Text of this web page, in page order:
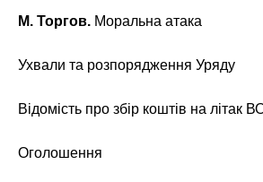
М. Торгов. Моральна атака
Ухвали та розпорядження Уряду
Відомість про збір коштів на літак
Оголошення